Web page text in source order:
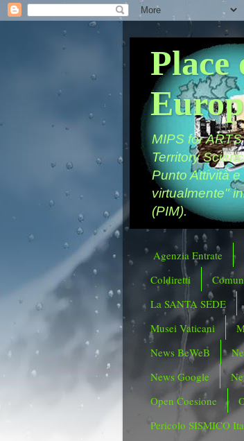
MIPS for
Territory
Punto Attività
virtualmente"
(PIM).
Agenzia Entrate
Coldiretti
La SANTA SEDE
Musei Vaticani
News BeWeB
News Google
Open Coesione
Pericolo SISMICO